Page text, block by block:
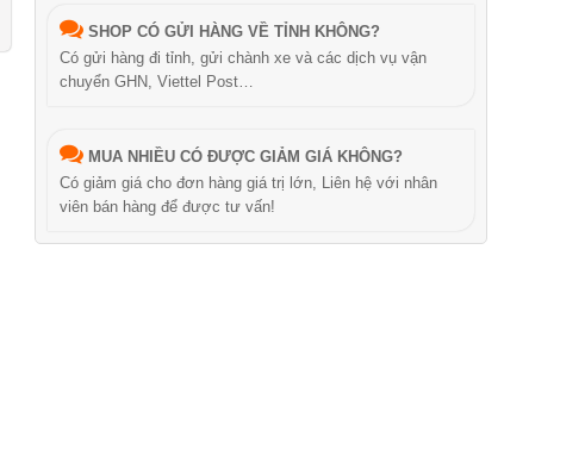
SHOP CÓ GỬI HÀNG VỀ TỈNH KHÔNG?
Có gửi hàng đi tỉnh, gửi chành xe và các dịch vụ vận
chuyển GHN, Viettel Post…
MUA NHIỀU CÓ ĐƯỢC GIẢM GIÁ KHÔNG?
Có giảm giá cho đơn hàng giá trị lớn, Liên hệ với nhân
viên bán hàng để được tư vấn!